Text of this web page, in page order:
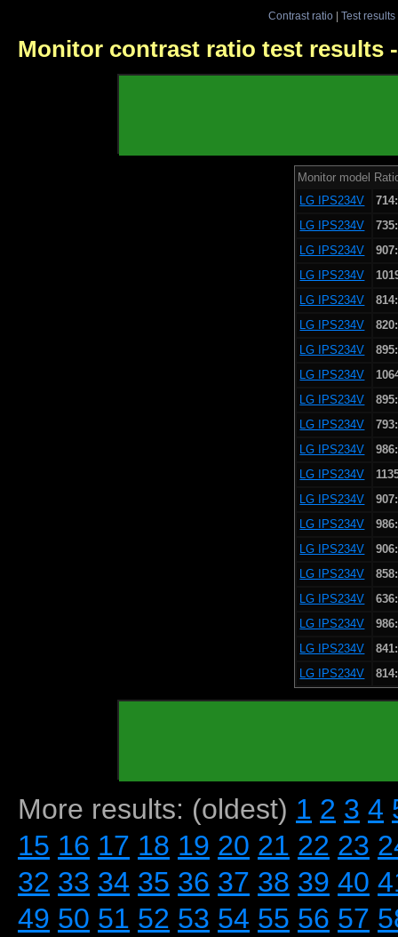
Contrast ratio| Test results
Monitor contrast ratio test results
Monitor model
LG IPS234V
LG IPS234V
LG IPS234V
LG IPS234V
LG IPS234V
LG IPS234V
LG IPS234V
LG IPS234V
LG IPS234V
LG IPS234V
LG IPS234V
LG IPS234V
LG IPS234V
LG IPS234V
LG IPS234V
LG IPS234V
LG IPS234V
LG IPS234V
LG IPS234V
LG IPS234V
More results: (oldest) 1 2 3 4
15 16 17 18 19 20 21 22 23
32 33 34 35 36 37 38 39 40
49 50 51 52 53 54 55 56 57